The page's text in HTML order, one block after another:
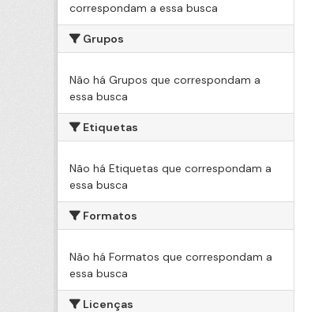
correspondam a essa busca
Grupos
Não há Grupos que correspondam a
essa busca
Etiquetas
Não há Etiquetas que correspondam a
essa busca
Formatos
Não há Formatos que correspondam a
essa busca
Licenças